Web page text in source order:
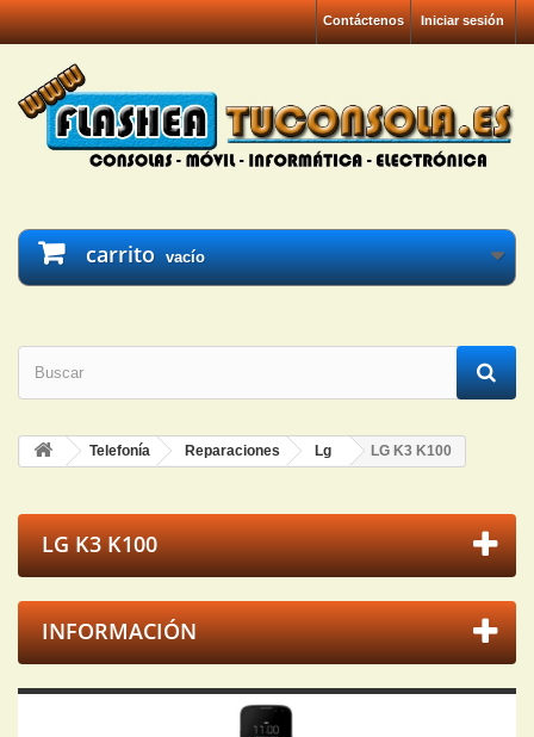
Iniciar sesión
Contáctenos
carrito vacío
Telefonía Reparaciones Lg LG K3 K100
LG K3 K100
INFORMACIÓN